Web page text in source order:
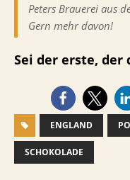
Peters Brauerei aus
Gern mehr davon!
Sei der erste,
ENGLAND
SCHOKOLADE